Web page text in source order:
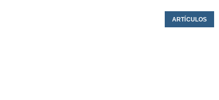
ARTÍCULOS